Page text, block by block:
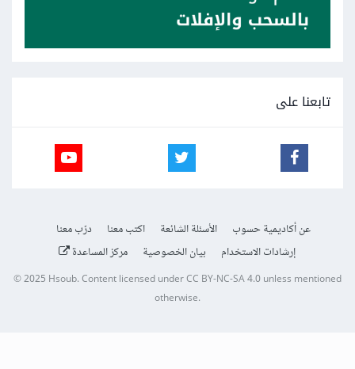
تابعنا على
عن أكاديمية حسوب الأسئلة الشائعة اكتب معنا
درّب معنا
إرشادات الاستخدام
بيان الخصوصية مركز المساعدة
© 2025 Hsoub.Content licensed underCC BY-NC-SA 4.0unless mentioned
otherwise.